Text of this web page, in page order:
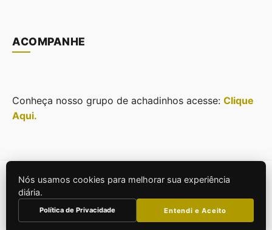
ACOMPANHE
Conheça nosso grupo de achadinhos acesse: Clique
Aqui.
© 2026Casa Projeto e Estilo. Todos os direitos
reservados.
Construído para SEO e Performance.
Nós usamos cookies para melhorar sua experiência
diária.
Política de Privacidade Entendi e Aceito